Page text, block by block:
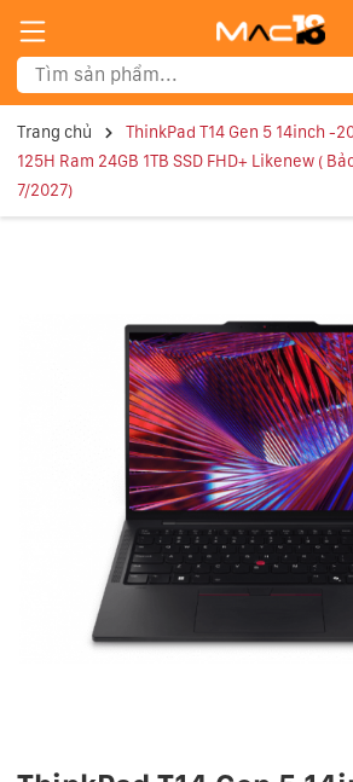
Trang chủ
ThinkPad T14 Gen 5 14inch -
125H Ram 24GB 1TB SSD FHD+ Likenew (
7/2027)